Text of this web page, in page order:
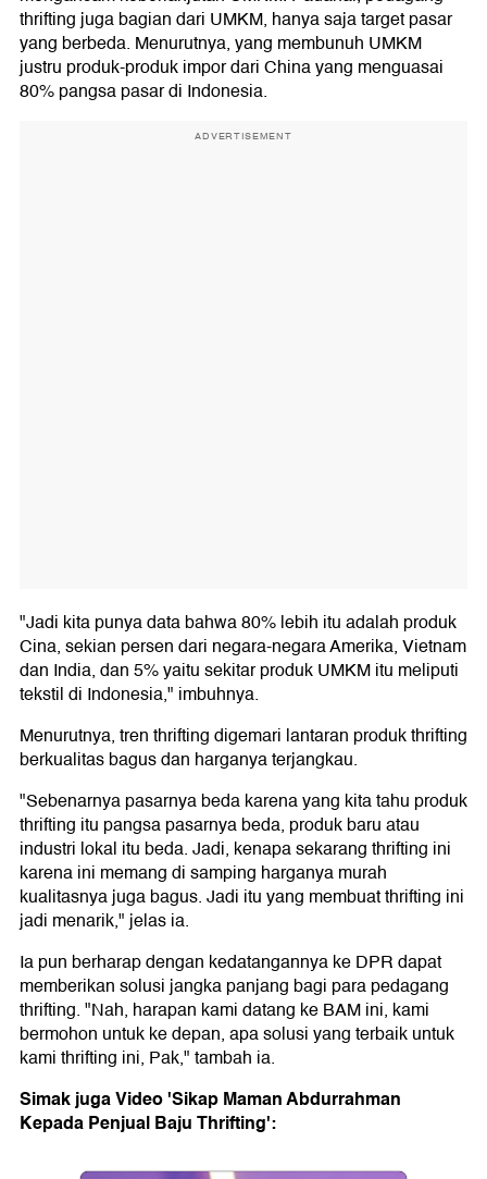
thrifting juga bagian dari UMKM, hanya saja target pasar
yang berbeda. Menurutnya, yang membunuh UMKM
justru produk-produk impor dari China yang menguasai
80% pangsa pasar di Indonesia.
ADVERTISEMENT
"Jadi kita punya data bahwa 80% lebih itu adalah produk
Cina, sekian persen dari negara-negara Amerika, Vietnam
dan India, dan 5% yaitu sekitar produk UMKM itu meliputi
tekstil di Indonesia," imbuhnya.
Menurutnya, tren thrifting digemari lantaran produk thrifting
berkualitas bagus dan harganya terjangkau.
"Sebenarnya pasarnya beda karena yang kita tahu produk
thrifting itu pangsa pasarnya beda, produk baru atau
industri lokal itu beda. Jadi, kenapa sekarang thrifting ini
karena ini memang di samping harganya murah
kualitasnya juga bagus. Jadi itu yang membuat thrifting ini
jadi menarik," jelas ia.
Ia pun berharap dengan kedatangannya ke DPR dapat
memberikan solusi jangka panjang bagi para pedagang
thrifting. "Nah, harapan kami datang ke BAM ini, kami
bermohon untuk ke depan, apa solusi yang terbaik untuk
kami thrifting ini, Pak," tambah ia.
Simak juga Video 'Sikap Maman Abdurrahman
Kepada Penjual Baju Thrifting':